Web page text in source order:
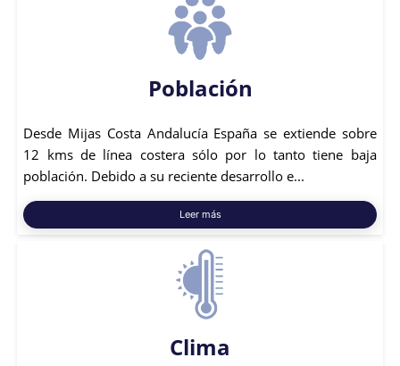
Población
Desde Mijas Costa Andalucía España se extiende sobre
12 kms de línea costera sólo por lo tanto tiene baja
población. Debido a su reciente desarrollo e...
Leer más
Clima